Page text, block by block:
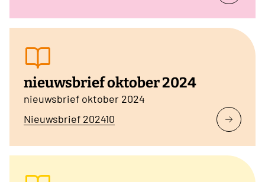
nieuwsbrief oktober 2024
nieuwsbrief oktober 2024
Nieuwsbrief 202410